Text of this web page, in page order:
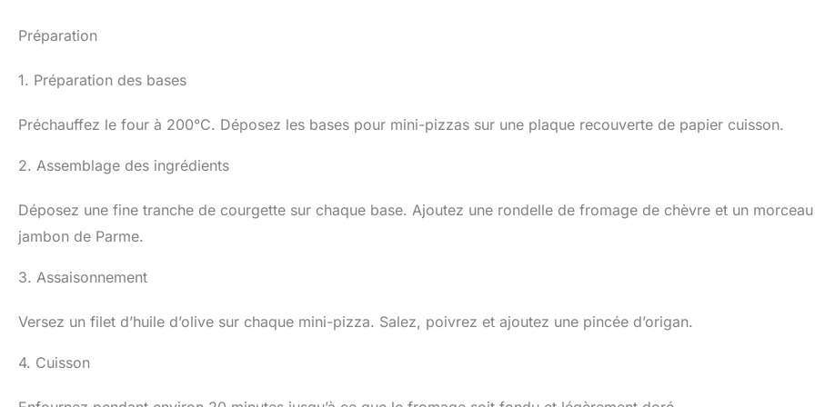
Préparation
1. Préparation des bases
Préchauffez le four à 200°C. Déposez les bases pour mini-pizzas sur une plaque recouverte de papier cuisson.
2. Assemblage des ingrédients
Déposez une fine tranche de courgette sur chaque base. Ajoutez une rondelle de fromage de chèvre et un
jambon de Parme.
3. Assaisonnement
Versez un filet d’huile d’olive sur chaque mini-pizza. Salez, poivrez et ajoutez une pincée d’origan.
4. Cuisson